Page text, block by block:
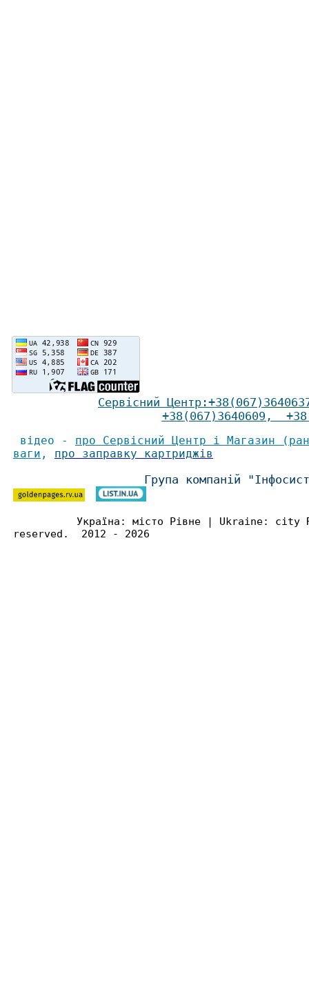
Сервісний Центр :+38(067)
+38(067)3640609 ,
відео - про Сервісний Центр і Магазин
ваги , про заправку картриджів
Група компаній
Україна: місто Рівне | Ukraine:
reserved. 2012 - 2026